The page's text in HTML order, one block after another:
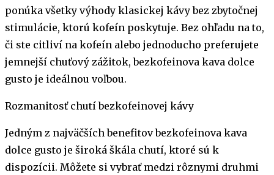
ponúka všetky výhody klasickej kávy bez zbytočnej
stimulácie, ktorú kofeín poskytuje. Bez ohľadu na to,
či ste citliví na kofeín alebo jednoducho preferujete
jemnejší chuťový zážitok, bezkofeinova kava dolce
gusto je ideálnou voľbou.
Rozmanitosť chutí bezkofeinovej kávy
Jedným z najväčších benefitov bezkofeinova kava
dolce gusto je široká škála chutí, ktoré sú k
dispozícii. Môžete si vybrať medzi rôznymi druhmi